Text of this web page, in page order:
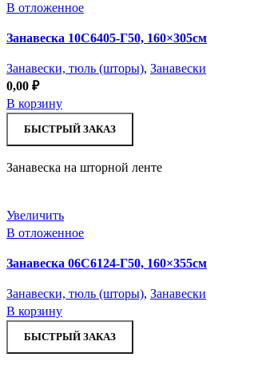
В отложенное
Занавеска 10С6405-Г50, 160×305см
Занавески, тюль (шторы), Занавески
0,00 ₽
В корзину
БЫСТРЫЙ ЗАКАЗ
Занавеска на шторной ленте
Увеличить
В отложенное
Занавеска 06С6124-Г50, 160×355см
Занавески, тюль (шторы), Занавески
В корзину
БЫСТРЫЙ ЗАКАЗ